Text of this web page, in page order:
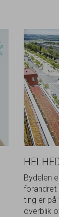
Bydelen
forandret
ting er på
overblik